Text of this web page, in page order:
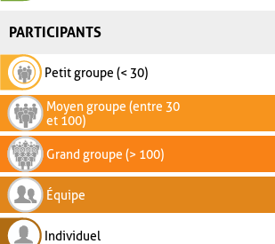
PARTICIPANTS
Petit groupe (< 30)
Moyen groupe (entre 30
et 100)
Grand groupe (> 100)
Équipe
Individuel